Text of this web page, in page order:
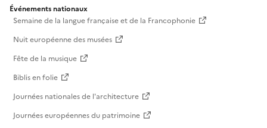
Événements nationaux
Semaine de la langue française et de la Francophonie
Nuit européenne des musées
Fête de la musique
Biblis en folie
Journées nationales de l'architecture
Journées européennes du patrimoine